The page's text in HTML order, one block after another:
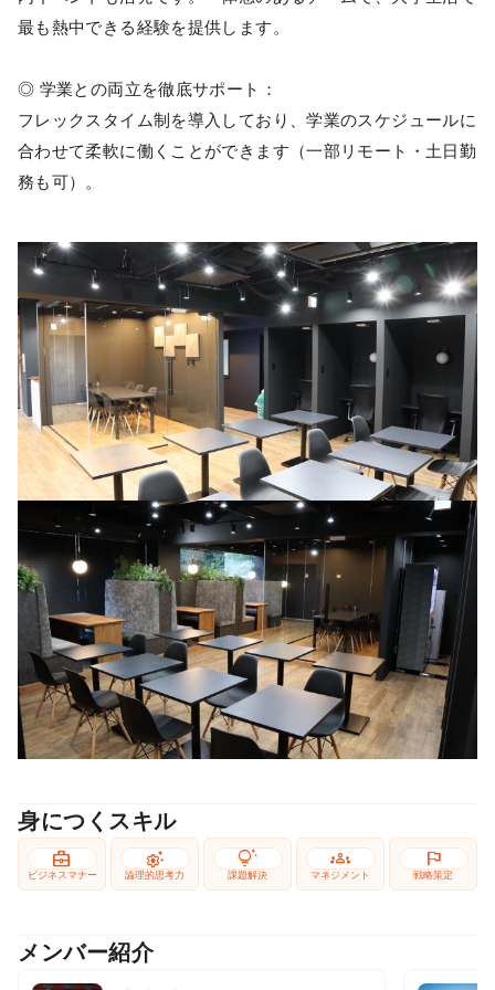
最も熱中できる経験を提供します。
◎ 学業との両立を徹底サポート：
フレックスタイム制を導入しており、学業のスケジュールに
合わせて柔軟に働くことができます（一部リモート・土日勤
務も可）。
身につくスキル
business_center
ビジネスマナー
settings_suggest
論理的思考力
tips_and_updates
課題解決
groups
マネジメント
flag
戦略策定
メンバー紹介